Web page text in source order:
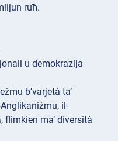
ruħ.
u demokrazija
b’varjetà ta’
il-
ma’ diversità